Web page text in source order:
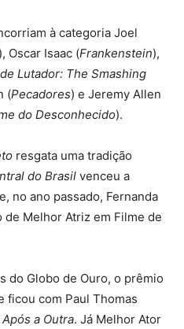
à categoria Joel
), Oscar Isaac (Frankenstein),
Lutador: The Smashing
(Pecadores) e Jeremy Allen
do Desconhecido).
resgata uma tradição
do Brasil venceu a
no ano passado, Fernanda
Melhor Atriz em Filme de
do Globo de Ouro, o prêmio
ficou com Paul Thomas
a Outra. Já Melhor Ator